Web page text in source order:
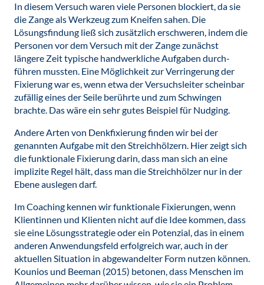
In diesem Versuch waren viele Personen blockiert, da sie
die Zange als Werkzeug zum Kneifen sahen. Die
Lösungsfindung ließ sich zusätzlich erschweren, indem die
Personen vor dem Versuch mit der Zange zunächst
längere Zeit typische handwerkliche Aufgaben durch-
führen mussten. Eine Möglichkeit zur Verringerung der
Fixierung war es, wenn etwa der Versuchsleiter scheinbar
zufällig eines der Seile berührte und zum Schwingen
brachte. Das wäre ein sehr gutes Beispiel für Nudging.
Andere Arten von Denkfixierung finden wir bei der
genannten Aufgabe mit den Streichhölzern. Hier zeigt sich
die funktionale Fixierung darin, dass man sich an eine
implizite Regel hält, dass man die Streichhölzer nur in der
Ebene auslegen darf.
Im Coaching kennen wir funktionale Fixierungen, wenn
Klientinnen und Klienten nicht auf die Idee kommen, dass
sie eine Lösungsstrategie oder ein Potenzial, das in einem
anderen Anwendungsfeld erfolgreich war, auch in der
aktuellen Situation in abgewandelter Form nutzen können.
Kounios und Beeman (2015) betonen, dass Menschen im